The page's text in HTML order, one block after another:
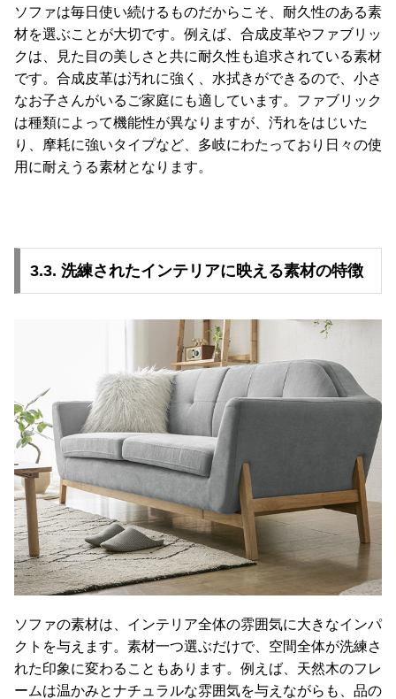
ソファは毎日使い続けるものだからこそ、耐久性のある素
材を選ぶことが大切です。例えば、合成皮革やファブリッ
クは、見た目の美しさと共に耐久性も追求されている素材
です。合成皮革は汚れに強く、水拭きができるので、小さ
なお子さんがいるご家庭にも適しています。ファブリック
は種類によって機能性が異なりますが、汚れをはじいた
り、摩耗に強いタイプなど、多岐にわたっており日々の使
用に耐えうる素材となります。
3.3. 洗練されたインテリアに映える素材の特徴
ソファの素材は、インテリア全体の雰囲気に大きなインパ
クトを与えます。素材一つ選ぶだけで、空間全体が洗練さ
れた印象に変わることもあります。例えば、天然木のフレ
ームは温かみとナチュラルな雰囲気を与えながらも、品の